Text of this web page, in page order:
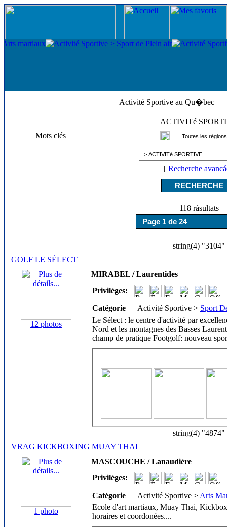
Activité Sportive au Qu�bec
ACTIVITé
Mots clés
[ Recherche
118 rásultats
string(4) "3104"
GOLF LE SÉLECT
12 photos
MIRABEL / Laurentides
Privilèges:
Catégorie Activité Sportive > Sport
Le Sélect : le centre d'activité par
Nord et les montagnes des Basses
champ de pratique Footgolf: nouveau
string(4) "4874"
VRAG KICKBOXING MUAY THAI
1 photo
MASCOUCHE / Lanaudière
Privilèges:
Catégorie Activité Sportive > Arts
Ecole d'art martiaux, Muay Thai,
horaires et coordonées....